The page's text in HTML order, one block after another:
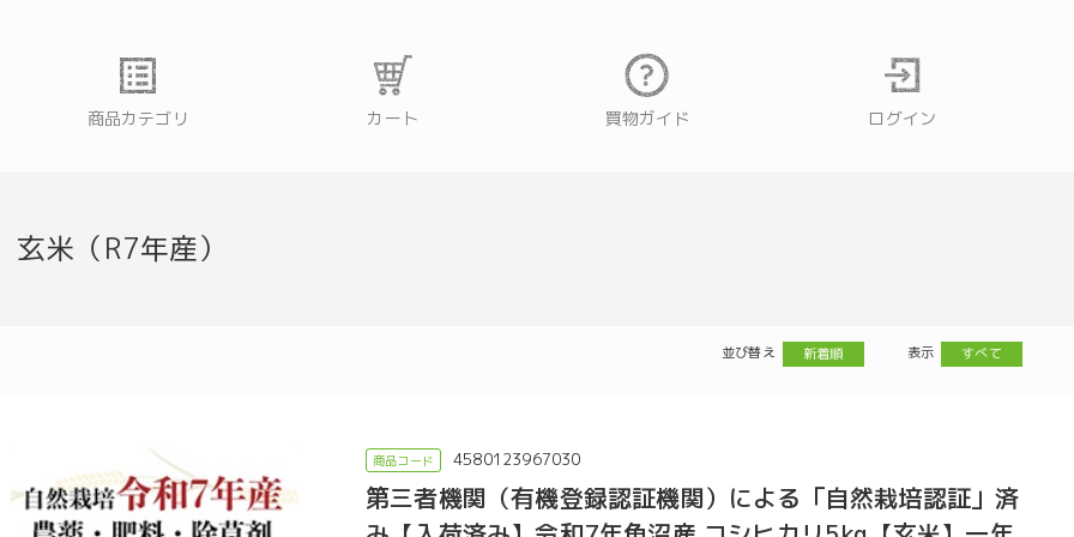
商品カテゴリ カート 買物ガイド ログイン
玄米（R7年産）
並び替え 新着順 表示 すべて
4580123967030
第三者機関（有機登録認証機関）による「自然栽培認証」済